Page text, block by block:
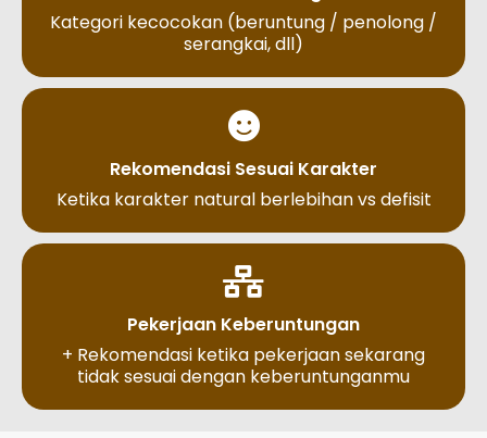
Kategori kecocokan (beruntung / penolong /
serangkai, dll)
Rekomendasi Sesuai Karakter
Ketika karakter natural berlebihan vs defisit
Pekerjaan Keberuntungan
+ Rekomendasi ketika pekerjaan sekarang
tidak sesuai dengan keberuntunganmu